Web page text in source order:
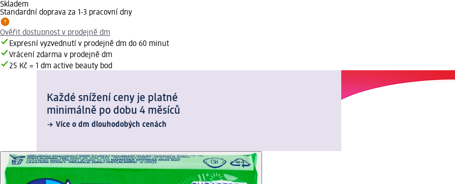
Skladem
Standardní doprava za 1-3 pracovní dny
Ověřit dostupnost v prodejně dm
Expresní vyzvednutí v prodejně dm do 60 minut
Vrácení zdarma v prodejně dm
25 Kč = 1 dm active beauty bod
Každé snížení ceny je platné
minimálně po dobu 4 měsíců
Více o dm dlouhodobých cenách